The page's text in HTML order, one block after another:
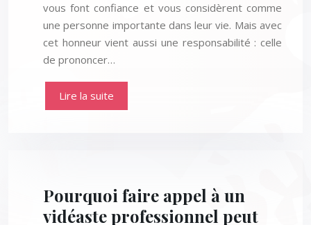
vous font confiance et vous considèrent comme
une personne importante dans leur vie. Mais avec
cet honneur vient aussi une responsabilité : celle
de prononcer…
Lire la suite
Pourquoi faire appel à un
vidéaste professionnel peut